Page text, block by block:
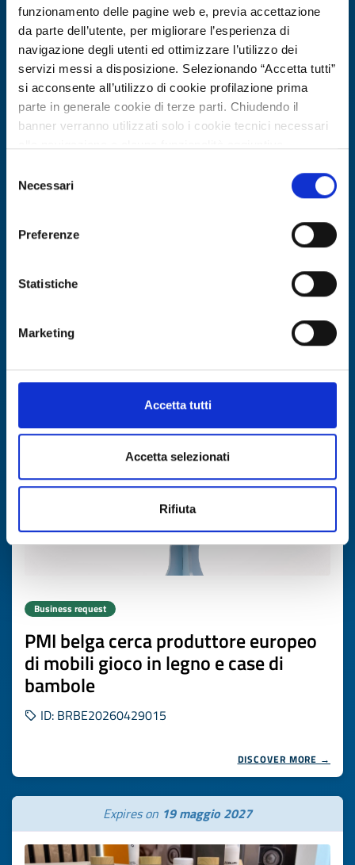
funzionamento delle pagine web e, previa accettazione
da parte dell’utente, per migliorare l’esperienza di
navigazione degli utenti ed ottimizzare l’utilizzo dei
servizi messi a disposizione. Selezionando “Accetta tutti”
si acconsente all’utilizzo di cookie profilazione prima
parte in generale cookie di terze parti. Chiudendo il
banner verranno utilizzati solo i cookie tecnici necessari
Per conoscere i dettagli, consulta la nostra cookie policy.
https://www.openinnovation.regione.lombardia.it/it/co
https://www.openinnovation.regione.lombardia.it/it/pr
delNecessari
Preferenze
Statistiche
Marketing
Accetta tutti
Accetta selezionati
Rifiuta
Know-how in biotecnologia da
applicazioni industriali
DISCOVER MORE →
Expires on19 maggio 2027
Business request
PMI belga cerca produttore europeo
di mobili gioco in legno e case di
bambole
ID: BRBE20260429015
DISCOVER MORE →
Expires on 19 maggio 2027